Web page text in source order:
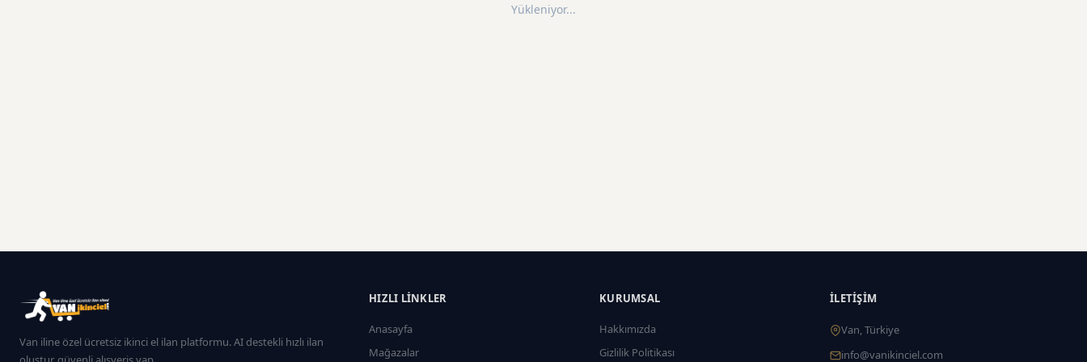
Yükleniyor...
Van iline özel ücretsiz ikinci el ilan platformu. AI destekli hızlı ilan
HIZLI LINKLER
Anasayfa
Mağazalar
KURUMSAL
Hakkımızda
Gizlilik Politikası
İLETIŞIM
Van, Türkiye
info@vanikinciel.com